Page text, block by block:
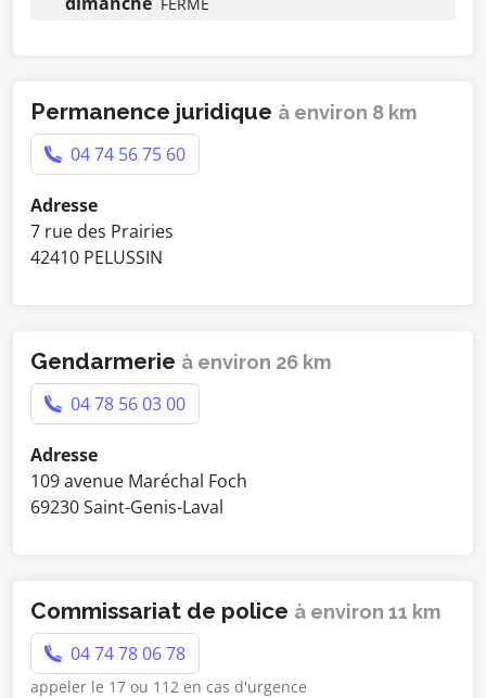
Permanence juridique à environ 8 km
04 74 56 75 60
Adresse
7 rue des Prairies
42410 PELUSSIN
Gendarmerie à environ 26 km
04 78 56 03 00
Adresse
109 avenue Maréchal Foch
69230 Saint-Genis-Laval
Commissariat de police à environ 11 km
04 74 78 06 78
appeler le 17 ou 112 en cas d'urgence